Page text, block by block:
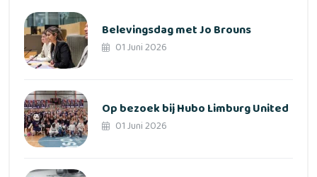
Belevingsdag met Jo Brouns
01 Juni 2026
Op bezoek bij Hubo Limburg United
01 Juni 2026